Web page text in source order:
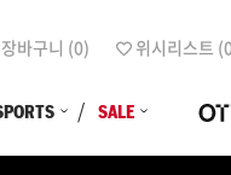
장바구니 (0) 위시리스트 (
SALE